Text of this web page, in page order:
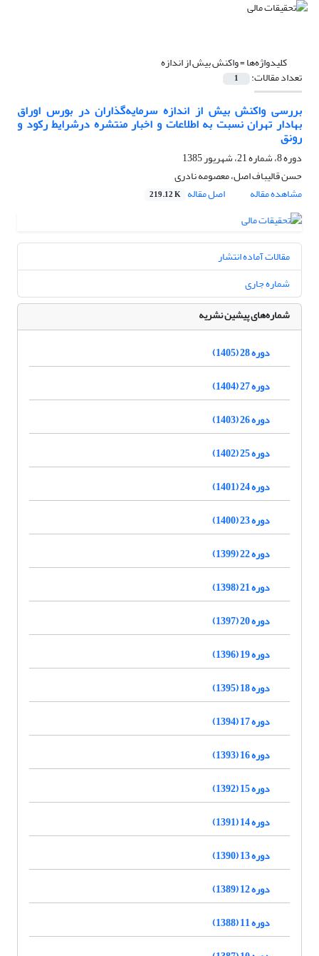
کلیدواژه‌ها =واکنش بیش از اندازه
تعداد مقالات: 1
بررسی واکنش بیش از اندازه سرمایه‌گذاران در بورس اوراق
بهادار تهران نسبت به اطلاعات و اخبار منتشره درشرایط رکود و
رونق
دوره 8، شماره 21، شهریور 1385
حسن قالیباف اصل، معصومه نادری
مشاهده مقاله
اصل مقاله 219.12 K
مقالات آماده انتشار
شماره جاری
شماره‌های پیشین نشریه
دوره 28 (1405)
دوره 27 (1404)
دوره 26 (1403)
دوره 25 (1402)
دوره 24 (1401)
دوره 23 (1400)
دوره 22 (1399)
دوره 21 (1398)
دوره 20 (1397)
دوره 19 (1396)
دوره 18 (1395)
دوره 17 (1394)
دوره 16 (1393)
دوره 15 (1392)
دوره 14 (1391)
دوره 13 (1390)
دوره 12 (1389)
دوره 11 (1388)